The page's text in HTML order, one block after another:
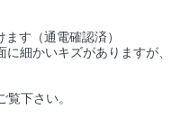
す（通電確認済）
細かいキズがありますが、
下さい。